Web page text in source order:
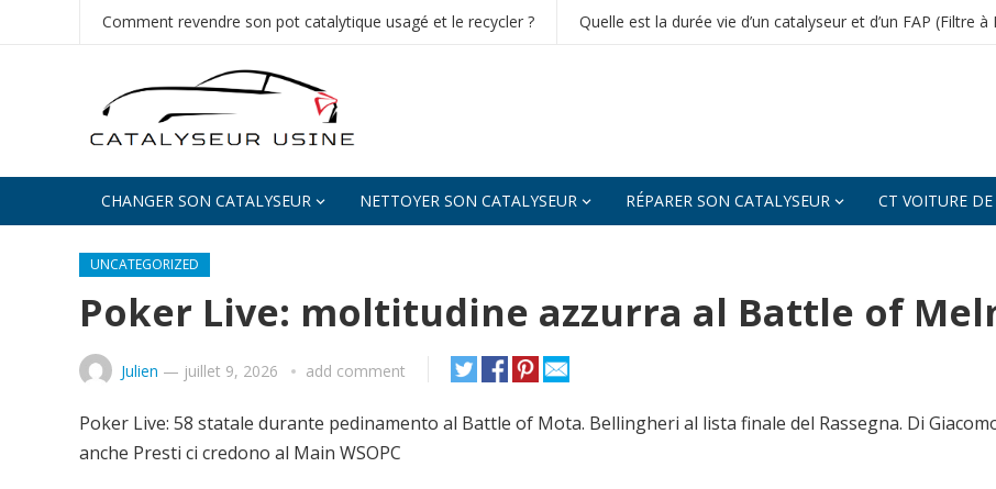
Comment revendre son pot catalytique usagé et le recycler ? Quelle est la durée vie d’un catalyseur et d’un FAP (Filtre à
CHANGER SON CATALYSEUR NETTOYER SON CATALYSEUR RÉPARER SON CATALYSEUR CT VOITURE
UNCATEGORIZED
Poker Live: moltitudine azzurra al Battle of
Julien — juillet 9, 2026 add comment
Poker Live: 58 statale durante pedinamento al Battle of Mota. Bellingheri al lista finale del Rassegna. Di
anche Presti ci credono al Main WSOPC